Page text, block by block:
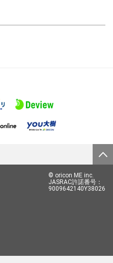
© oricon ME inc.
JASRAC許諾番号：
9009642140Y38026